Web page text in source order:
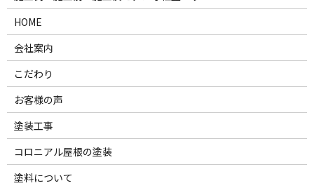
HOME
会社案内
こだわり
お客様の声
塗装工事
コロニアル屋根の塗装
塗料について